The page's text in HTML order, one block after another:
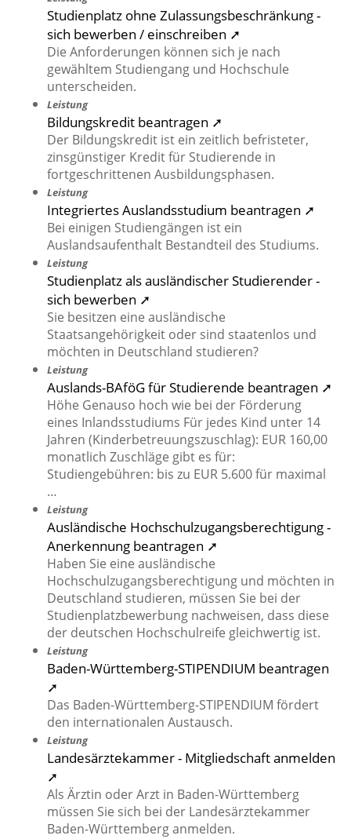
Studienplatz ohne Zulassungsbeschränkung -
sich bewerben / einschreiben ➚
Die Anforderungen können sich je nach
gewähltem Studiengang und Hochschule
unterscheiden.
Leistung
Bildungskredit beantragen ➚
Der Bildungskredit ist ein zeitlich befristeter,
zinsgünstiger Kredit für Studierende in
fortgeschrittenen Ausbildungsphasen.
Leistung
Integriertes Auslandsstudium beantragen ➚
Bei einigen Studiengängen ist ein
Auslandsaufenthalt Bestandteil des Studiums.
Leistung
Studienplatz als ausländischer Studierender -
sich bewerben ➚
Sie besitzen eine ausländische
Staatsangehörigkeit oder sind staatenlos und
möchten in Deutschland studieren?
Leistung
Auslands-BAföG für Studierende beantragen ➚
Höhe Genauso hoch wie bei der Förderung
eines Inlandsstudiums Für jedes Kind unter 14
Jahren (Kinderbetreuungszuschlag): EUR 160,00
monatlich Zuschläge gibt es für:
Studiengebühren: bis zu EUR 5.600 für maximal
…
Leistung
Ausländische Hochschulzugangsberechtigung -
Anerkennung beantragen ➚
Haben Sie eine ausländische
Hochschulzugangsberechtigung und möchten in
Deutschland studieren, müssen Sie bei der
Studienplatzbewerbung nachweisen, dass diese
der deutschen Hochschulreife gleichwertig ist.
Leistung
Baden-Württemberg-STIPENDIUM beantragen
➚
Das Baden-Württemberg-STIPENDIUM fördert
den internationalen Austausch.
Leistung
Landesärztekammer - Mitgliedschaft anmelden
➚
Als Ärztin oder Arzt in Baden-Württemberg
müssen Sie sich bei der Landesärztekammer
Baden-Württemberg anmelden.